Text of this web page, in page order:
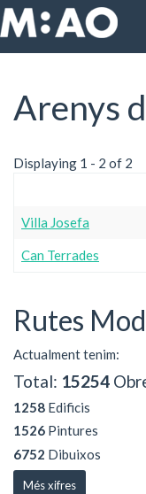
Vés al contingut
Inici Arenys de
Arenys
Displaying 1 - 2 of 2
Villa Josefa
Can Terrades
Rutes
Actualment tenim:
Total: 15254
1258 Edificis
1526 Pintures
6752 Dibuixos
Més xifres